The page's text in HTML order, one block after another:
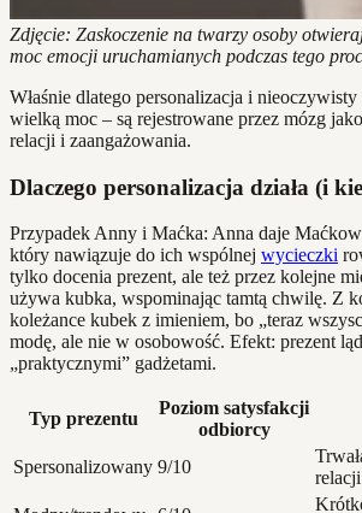
Zdjęcie: Zaskoczenie na twarzy osoby
moc emocji uruchamianych podczas tego
Właśnie dlatego personalizacja i
wielką moc – są rejestrowane przez mózg
relacji i zaangażowania.
Dlaczego personalizacja działa (i
Przypadek Anny i Maćka: Anna daje
który nawiązuje do ich wspólnej wycieczki
tylko docenia prezent, ale też przez kolejne
używa kubka, wspominając tamtą chwilę. Z
koleżance kubek z imieniem, bo „teraz
modę, ale nie w osobowość. Efekt: prezent
„praktycznymi” gadżetami.
Typ prezentu
Poziom satysfakcji
odbiorcy
Spersonalizowany 9/10
relacji